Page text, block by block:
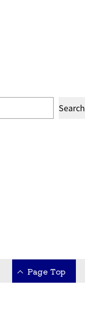
Search
Page Top